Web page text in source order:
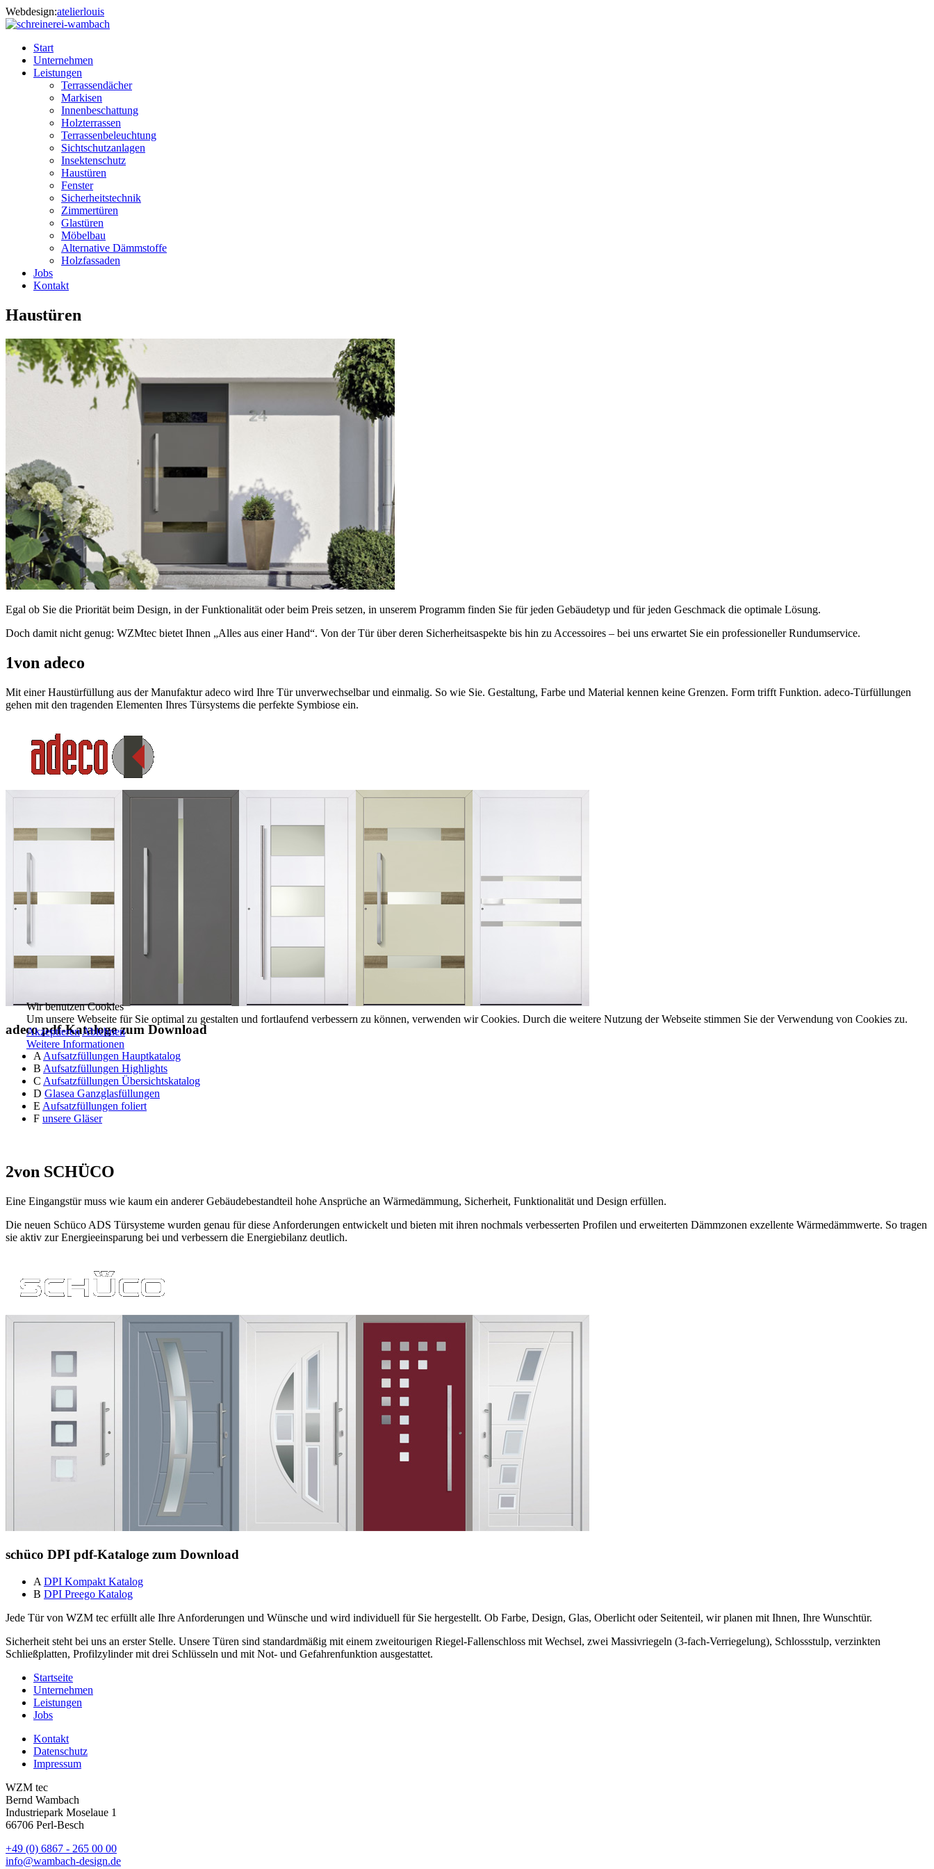
Webdesign:atelierlouis
Start
Unternehmen
Leistungen
Terrassendächer
Markisen
Innenbeschattung
Holzterrassen
Terrassenbeleuchtung
Sichtschutzanlagen
Insektenschutz
Haustüren
Fenster
Sicherheitstechnik
Zimmertüren
Glastüren
Möbelbau
Alternative Dämmstoffe
Holzfassaden
Jobs
Kontakt
Haustüren
Egal ob Sie die Priorität beim Design, in der Funktionalität oder beim Preis setzen, in unserem Programm finden Sie für jeden Gebäudetyp und für jeden Geschmack die optimale Lösung.
Doch damit nicht genug: WZMtec bietet Ihnen „Alles aus einer Hand“. Von der Tür über deren Sicherheitsaspekte bis hin zu Accessoires – bei uns erwartet Sie ein professioneller Rundumservice.
1von adeco
Mit einer Haustürfüllung aus der Manufaktur adeco wird Ihre Tür unverwechselbar und einmalig. So wie Sie. Gestaltung, Farbe und Material kennen keine Grenzen. Form trifft Funktion. adeco-Türfüllungen
gehen mit den tragenden Elementen Ihres Türsystems die perfekte Symbiose ein.
adeco pdf-Kataloge zum Download
AAufsatzfüllungen Hauptkatalog
B Aufsatzfüllungen Highlights
C Aufsatzfüllungen Übersichtskatalog
D Glasea Ganzglasfüllungen
E Aufsatzfüllungen foliert
F unsere Gläser
2von SCHÜCO
Eine Eingangstür muss wie kaum ein anderer Gebäudebestandteil hohe Ansprüche an Wärmedämmung, Sicherheit, Funktionalität und Design erfüllen.
Die neuen Schüco ADS Türsysteme wurden genau für diese Anforderungen entwickelt und bieten mit ihren nochmals verbesserten Profilen und erweiterten Dämmzonen exzellente Wärmedämmwerte. So tragen
sie aktiv zur Energieeinsparung bei und verbessern die Energiebilanz deutlich.
schüco DPI pdf-Kataloge zum Download
A DPI Kompakt Katalog
B DPI Preego Katalog
Jede Tür von WZM tec erfüllt alle Ihre Anforderungen und Wünsche und wird individuell für Sie hergestellt. Ob Farbe, Design, Glas, Oberlicht oder Seitenteil, wir planen mit Ihnen, Ihre Wunschtür.
Sicherheit steht bei uns an erster Stelle. Unsere Türen sind standardmäßig mit einem zweitourigen Riegel-Fallenschloss mit Wechsel, zwei Massivriegeln (3-fach-Verriegelung), Schlossstulp, verzinkten
Schließplatten, Profilzylinder mit drei Schlüsseln und mit Not- und Gefahrenfunktion ausgestattet.
Startseite
Unternehmen
Leistungen
Jobs
Kontakt
Datenschutz
Impressum
WZM tec
Bernd Wambach
Industriepark Moselaue 1
66706 Perl-Besch
+49 (0) 6867 - 265 00 00
info@wambach-design.de
Wir benutzen Cookies
Um unsere Webseite für Sie optimal zu gestalten und fortlaufend verbessern zu können, verwenden wir Cookies. Durch die weitere Nutzung der Webseite stimmen Sie der Verwendung von Cookies zu.
AkzeptierenAblehnen
Weitere Informationen